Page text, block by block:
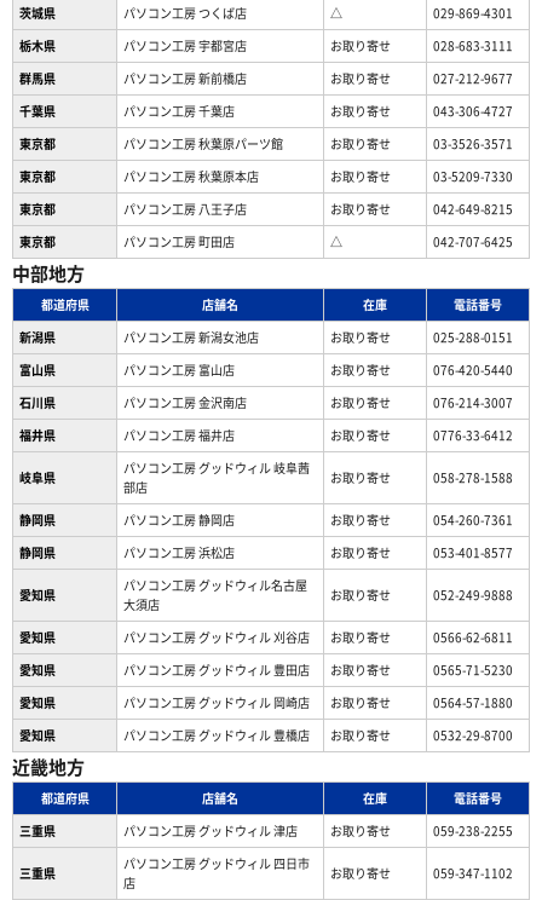
茨城県
パソコン工房 つくば店 △
029-869-4301
栃木県
パソコン工房 宇都宮店 お取り寄せ
028-683-3111
群馬県
パソコン工房 新前橋店 お取り寄せ
027-212-9677
千葉県
パソコン工房 千葉店 お取り寄せ
043-306-4727
東京都
パソコン工房 秋葉原パーツ館 お取り寄せ
03-3526-3571
東京都
パソコン工房 秋葉原本店 お取り寄せ
03-5209-7330
東京都
パソコン工房 八王子店 お取り寄せ
042-649-8215
東京都
パソコン工房 町田店 △ 042-707-6425
中部地方
都道府県 店舗名 在庫
電話番号
新潟県
パソコン工房 新潟女池店 お取り寄せ
025-288-0151
富山県
パソコン工房 富山店 お取り寄せ
076-420-5440
石川県
パソコン工房 金沢南店 お取り寄せ
076-214-3007
福井県
パソコン工房 福井店 お取り寄せ 0776-33-6412
岐阜県
パソコン工房 グッドウィル 岐阜茜
部店
お取り寄せ 058-278-1588
静岡県 パソコン工房 静岡店 お取り寄せ
054-260-7361
静岡県
パソコン工房 浜松店 お取り寄せ 053-401-8577
愛知県
パソコン工房 グッドウィル名古屋
大須店
お取り寄せ 052-249-9888
愛知県 パソコン工房 グッドウィル 刈谷店 お取り寄せ
0566-62-6811
愛知県
パソコン工房 グッドウィル 豊田店 お取り寄せ
0565-71-5230
愛知県
パソコン工房 グッドウィル 岡崎店 お取り寄せ
0564-57-1880
愛知県
パソコン工房 グッドウィル 豊橋店 お取り寄せ 0532-29-8700
近畿地方
都道府県 店舗名 在庫
電話番号
三重県
パソコン工房 グッドウィル 津店 お取り寄せ 059-238-2255
三重県
パソコン工房 グッドウィル 四日市
店
お取り寄せ 059-347-1102